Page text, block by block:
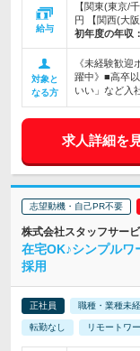
給与
【関東(東京/
円 【関西(大
初年度の年収：
対象と
なる方
《未経験歓
躍中》■高卒
いい」など入
求人詳細を
志望動機・自己PR不要
株式会社スタッフサー
在宅OK♪シンプル
採用
正社員 職種・業種未
転勤なし リモートワ